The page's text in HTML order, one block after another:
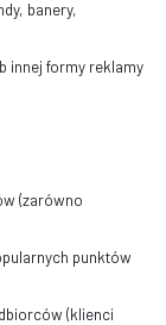
banery,
innej formy reklamy
(zarówno
punktów
(klienci